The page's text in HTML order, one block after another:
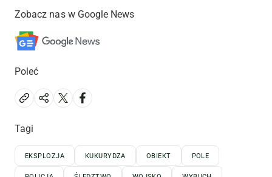
Zobacz nas w Google News
Poleć
Tagi
EKSPLOZJA KUKURYDZA OBIEKT POLE